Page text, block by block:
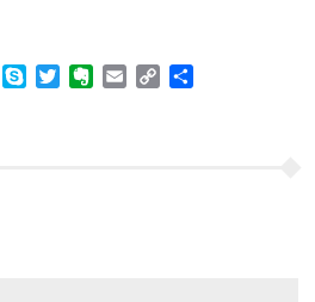
Messenger
SkypeTwitterEvernote
EmailCopy